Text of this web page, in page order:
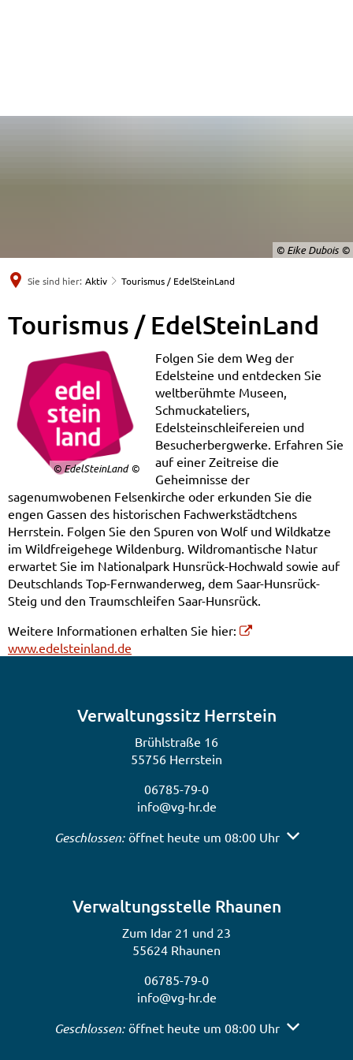
© Eike Dubois
Sie sind hier: Aktiv Tourismus / EdelSteinLand
Tourismus
EdelSteinLand
Tourismus / EdelSteinLand
© EdelSteinLand
Folgen Sie dem Weg der
Edelsteine und entdecken Sie
weltberühmte Museen,
Schmuckateliers,
Edelsteinschleifereien und
Besucherbergwerke. Erfahren Sie
auf einer Zeitreise die
Geheimnisse der
sagenumwobenen Felsenkirche oder erkunden Sie die
engen Gassen des historischen Fachwerkstädtchens
Herrstein. Folgen Sie den Spuren von Wolf und Wildkatze
im Wildfreigehege Wildenburg. Wildromantische Natur
erwartet Sie im Nationalpark Hunsrück-Hochwald sowie auf
Deutschlands Top-Fernwanderweg, dem Saar-Hunsrück-
Steig und den Traumschleifen Saar-Hunsrück.
Weitere Informationen erhalten Sie hier:
www.edelsteinland.de
Verwaltungssitz Herrstein
Brühlstraße 16
55756 Herrstein
06785-79-0
info@vg-hr.de
Klicken, um weitere Öffnungs- oder Schließzeiten
Geschlossen: öffnet heute um 08:00 Uhr
Verwaltungsstelle Rhaunen
Zum Idar 21 und 23
55624 Rhaunen
06785-79-0
info@vg-hr.de
Klicken, um weitere Öffnungs- oder Schließzeiten
Geschlossen: öffnet heute um 08:00 Uhr